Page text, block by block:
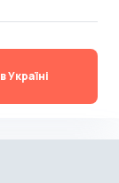
Україні